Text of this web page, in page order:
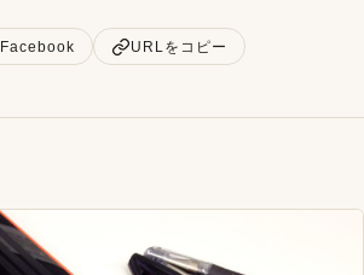
Facebook URLをコピー